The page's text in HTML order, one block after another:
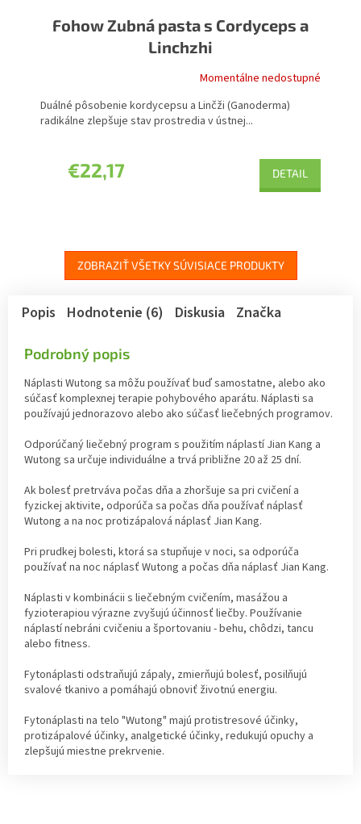
Fohow Zubná pasta s Cordyceps a
Linchzhi
Momentálne nedostupné
€22,17 DETAIL
Duálné pôsobenie kordycepsu a Linčži (Ganoderma)
radikálne zlepšuje stav prostredia v ústnej...
ZOBRAZIŤ VŠETKY SÚVISIACE PRODUKTY
Popis Hodnotenie (6) Diskusia Značka
Podrobný popis
Náplasti Wutong sa môžu používať buď samostatne, alebo ako
súčasť komplexnej terapie pohybového aparátu. Náplasti sa
používajú jednorazovo alebo ako súčasť liečebných programov.
Odporúčaný liečebný program s použitím náplastí Jian Kang a
Wutong sa určuje individuálne a trvá približne 20 až 25 dní.
Ak bolesť pretrváva počas dňa a zhoršuje sa pri cvičení a
fyzickej aktivite, odporúča sa počas dňa používať náplasť
Wutong a na noc protizápalová náplasť Jian Kang.
Pri prudkej bolesti, ktorá sa stupňuje v noci, sa odporúča
používať na noc náplasť Wutong a počas dňa náplasť Jian Kang.
Náplasti v kombinácii s liečebným cvičením, masážou a
fyzioterapiou výrazne zvyšujú účinnosť liečby. Používanie
náplastí nebráni cvičeniu a športovaniu - behu, chôdzi, tancu
alebo fitness.
Fytonáplasti odstraňujú zápaly, zmierňujú bolesť, posilňujú
svalové tkanivo a pomáhajú obnoviť životnú energiu.
Fytonáplasti na telo "Wutong" majú protistresové účinky,
protizápalové účinky, analgetické účinky, redukujú opuchy a
zlepšujú miestne prekrvenie.